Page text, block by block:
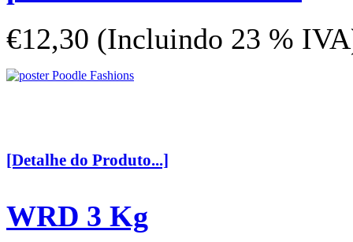
€12,30 (Incluindo 23 %
[Detalhe do Produto...]
WRD 3 Kg